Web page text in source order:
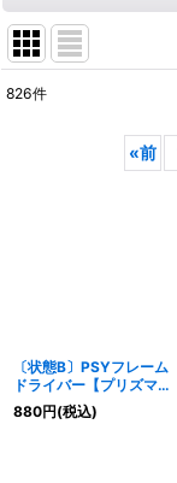
826件
«前
〔状態B〕PSYフレーム
ドライバー【プリズマテ
ィックシークレット】
{LOCR-JP039}《モン
880円(税込)